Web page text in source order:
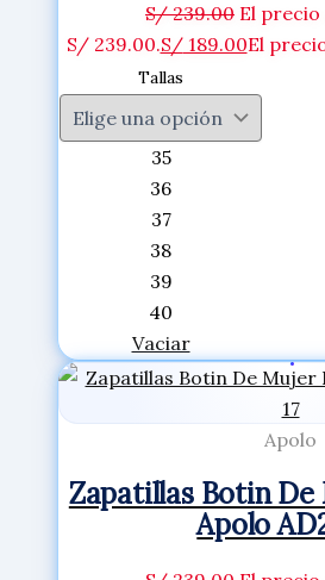
S/239.00 El
S/ 239.00.S/189.00El
Tallas
35
36
37
38
39
40
Vaciar
Apolo
Zapatillas Botin
Apolo